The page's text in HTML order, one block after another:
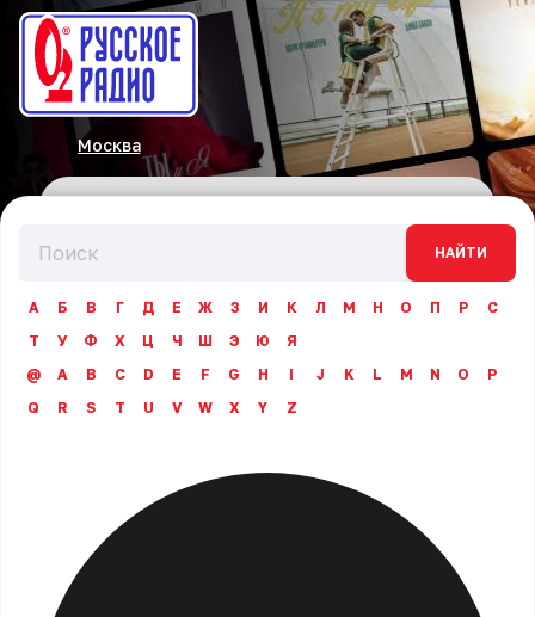
Москва
НАЙТИ
А Б В Г Д Е Ж З И К Л М Н О П Р
С
Т
У Ф Х Ц Ч Ш Э Ю
Я
@
A B C D E F G H I J K L M N O
P
Q
R S T U V W X Y Z